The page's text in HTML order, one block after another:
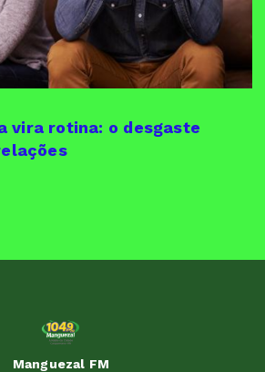
vira rotina: o desgaste
Manguezal FM